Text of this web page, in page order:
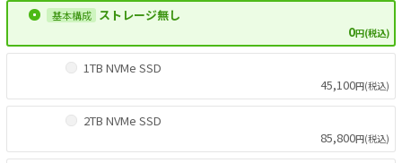
ストレージ無し
0円(税込)
1TB NVMe SSD
45,100円(税込)
2TB NVMe SSD
85,800円(税込)